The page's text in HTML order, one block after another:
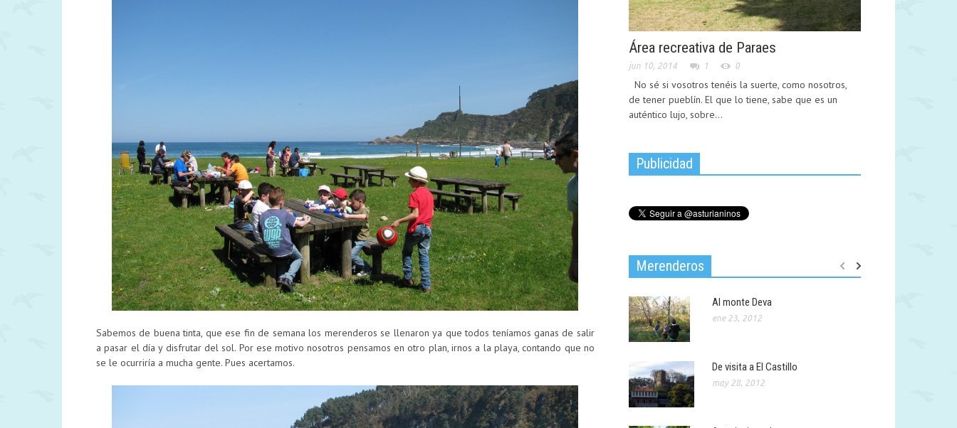
Sabemos de buena tinta, que ese fin de semana los merenderos se llenaron ya que todos teníamos ganas de salir
a pasar el día y disfrutar del sol. Por ese motivo nosotros pensamos en otro plan, irnos a la playa, contando que no
se le ocurriría a mucha gente. Pues acertamos.
Área recreativa de Paraes
jun 10, 2014 1 0
No sé si vosotros tenéis la suerte, como nosotros,
de tener pueblín. El que lo tiene, sabe que es un
auténtico lujo, sobre...
Publicidad
Merenderos
Al monte Deva
ene 23, 2012
De visita a El Castillo
may 28, 2012